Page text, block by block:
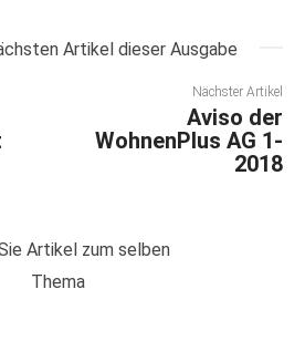
Artikel dieser Ausgabe
Nächster Artikel
Aviso der
WohnenPlus AG 1-
2018
Artikel zum selben
Thema